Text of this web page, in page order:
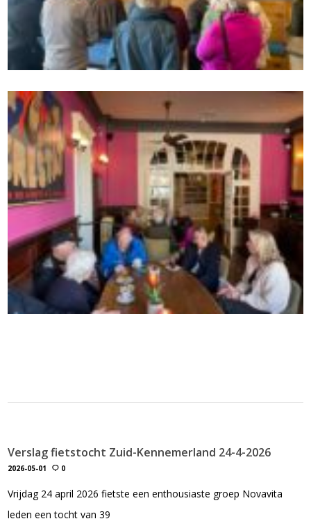
Verslag fietstocht Zuid-Kennemerland 24-4-2026
2026-05-01 0
Vrijdag 24 april 2026 fietste een enthousiaste groep Novavita
leden een tocht van 39